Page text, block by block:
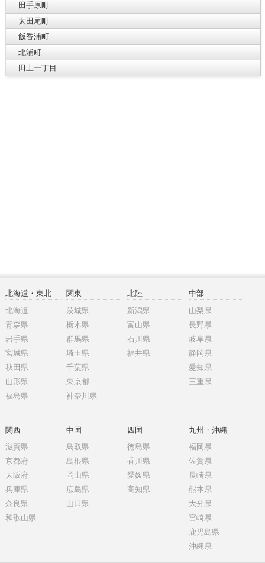
田手原町
太田尾町
飯香浦町
北浦町
田上一丁目
北海道・東北
北海道
青森県
岩手県
宮城県
秋田県
山形県
福島県
関東
茨城県
栃木県
群馬県
埼玉県
千葉県
東京都
神奈川県
北陸
新潟県
富山県
石川県
福井県
中部
山梨県
長野県
岐阜県
静岡県
愛知県
三重県
関西
滋賀県
京都府
大阪府
兵庫県
奈良県
和歌山県
中国
鳥取県
島根県
岡山県
広島県
山口県
四国
徳島県
香川県
愛媛県
高知県
九州・沖縄
福岡県
佐賀県
長崎県
熊本県
大分県
宮崎県
鹿児島県
沖縄県